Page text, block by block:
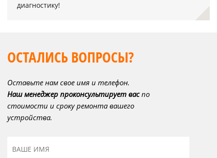
диагностику!
ОСТАЛИСЬ ВОПРОСЫ?
Оставьте нам свое имя и телефон.
Наш менеджер проконсультирует васпо
стоимости и сроку ремонта вашего
устройства.